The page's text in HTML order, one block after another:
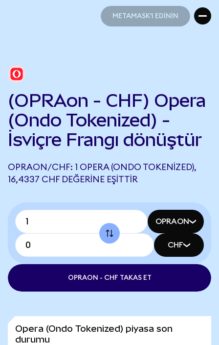
METAMASK'I EDİNİN
(OPRAon - CHF) Opera
(Ondo Tokenized) -
İsviçre Frangı dönüştür
OPRAON/CHF: 1 OPERA (ONDO TOKENIZED),
16,4337 CHF DEĞERINE EŞITTIR
OPRAON
CHF
OPRAON - CHF TAKAS ET
Opera (Ondo Tokenized) piyasa son
durumu